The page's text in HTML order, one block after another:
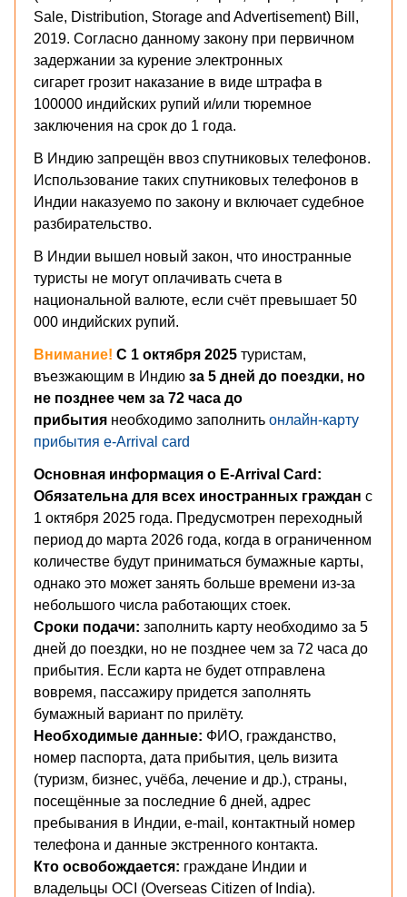
Sale, Distribution, Storage and Advertisement) Bill,
2019. Согласно данному закону при первичном
задержании за курение электронных
сигарет грозит наказание в виде штрафа в
100000 индийских рупий и/или тюремное
заключения на срок до 1 года.
В Индию запрещён ввоз спутниковых телефонов.
Использование таких спутниковых телефонов в
Индии наказуемо по закону и включает судебное
разбирательство.
В Индии вышел новый закон, что иностранные
туристы не могут оплачивать счета в
национальной валюте, если счёт превышает 50
000 индийских рупий.
Внимание! С 1 октября 2025 туристам,
въезжающим в Индию за 5 дней до поездки, но
не позднее чем за 72 часа до
прибытия необходимо заполнить онлайн-карту
прибытия e-Arrival card
Основная информация о E-Arrival Card:
Обязательна для всех иностранных граждан с
1 октября 2025 года. Предусмотрен переходный
период до марта 2026 года, когда в ограниченном
количестве будут приниматься бумажные карты,
однако это может занять больше времени из-за
небольшого числа работающих стоек.
Сроки подачи: заполнить карту необходимо за 5
дней до поездки, но не позднее чем за 72 часа до
прибытия. Если карта не будет отправлена
вовремя, пассажиру придется заполнять
бумажный вариант по прилёту.
Необходимые данные: ФИО, гражданство,
номер паспорта, дата прибытия, цель визита
(туризм, бизнес, учёба, лечение и др.), страны,
посещённые за последние 6 дней, адрес
пребывания в Индии, e-mail, контактный номер
телефона и данные экстренного контакта.
Кто освобождается: граждане Индии и
владельцы OCI (Overseas Citizen of India).